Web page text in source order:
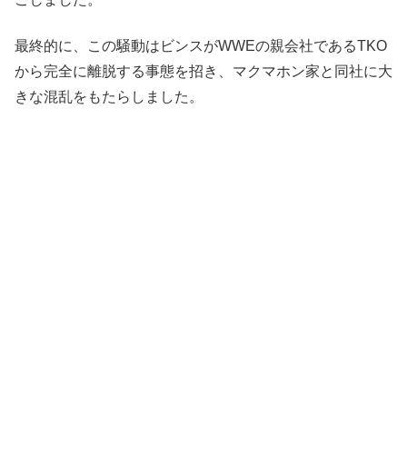
最終的に、この騒動はビンスがWWEの親会社であるTKO
から完全に離脱する事態を招き、マクマホン家と同社に大
きな混乱をもたらしました。